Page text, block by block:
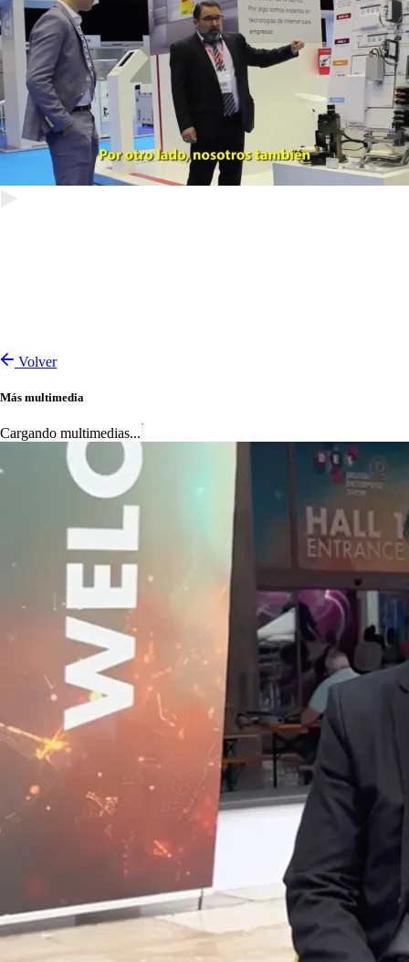
Volver
Más multimedia
Cargando multimedias...